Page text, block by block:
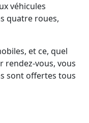
véhicules
quatre roues,
et ce, quel
rendez-vous, vous
sont offertes tous